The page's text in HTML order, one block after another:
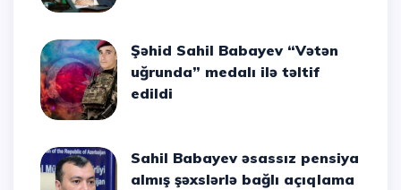
Şəhid Sahil Babayev “Vətən
uğrunda” medalı ilə təltif
edildi
Sahil Babayev əsassız pensiya
almış şəxslərlə bağlı açıqlama